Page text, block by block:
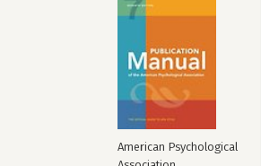
American Psychological